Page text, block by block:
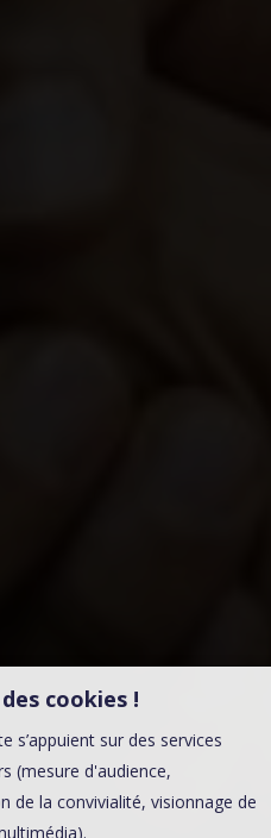
cookies !
s’appuient sur des services
(mesure d'audience,
de la convivialité, visionnage de